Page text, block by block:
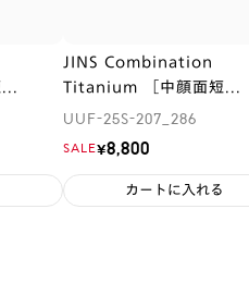
JINS Combination
Titanium ［中顔面短...
UUF-25S-207_286
SALE¥8,800